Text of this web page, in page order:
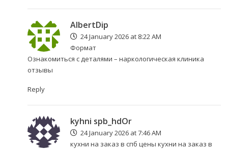
AlbertDip
24 January 2026 at 8:22 AM
Формат
Ознакомиться с деталями – наркологическая клиника
отзывы
Reply
kyhni spb_hdOr
24 January 2026 at 7:46 AM
кухни на заказ в спб цены кухни на заказ в